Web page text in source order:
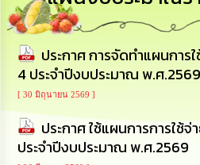
การ
จัด
ซื้อ
จัด
จ้าง
การ
เงิน
การ
ประกาศ การจัดทำแผนการ
4 ประจำปีงบประมาณ พ.ศ.2569
[ 30 มิถุนายน 2569 ]
ประกาศ ใช้แผนการการใช้จ่
ประจำปีงบประมาณ พ.ศ.2569